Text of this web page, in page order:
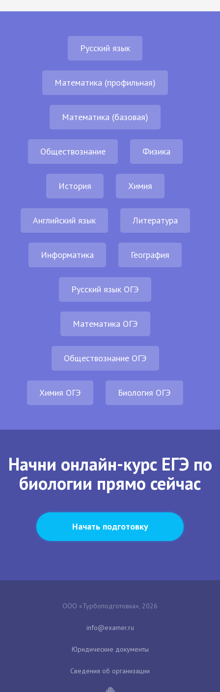
Русский язык
Математика (профильная)
Математика (базовая)
Обществознание Физика
История Химия
Английский язык Литература
Информатика География
Русский язык ОГЭ
Математика ОГЭ
Обществознание ОГЭ
Химия ОГЭ Биология ОГЭ
Начни онлайн-курс ЕГЭ по
биологии прямо сейчас
Начать подготовку
ООО «Турбоподготовка», 2026
Юридические документы
Сведения об организации